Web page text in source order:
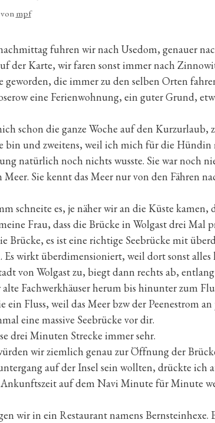
von mpf
fuhren wir nach Usedom, genauer
der Karte, wir faren sonst immer nach
geworden, die immer zu den selben Orten
eine Ferienwohnung, ein guter Grund,
schon die ganze Woche auf den Kurzurlaub,
bin und zweitens, weil ich mich für die Hündin
natürlich noch nichts wusste. Sie war noch
Sie kennt das Meer nur von den Fähren
schneite es, je näher wir an die Küste kamen,
Frau, dass die Brücke in Wolgast drei Mal
Brücke, es ist eine richtige Seebrücke mit
Es wirkt überdimensioniert, weil dort sonst
von Wolgast zu, biegt dann rechts ab,
Fachwerkhäuser herum bis hinunter zum
ein Fluss, weil das Meer bzw der Peenestrom
eine massive Seebrücke vor dir.
drei Minuten Strecke immer sehr.
wir ziemlich genau zur Öffnung der
auf der Insel sein wollten, drückte ich
auf dem Navi Minute für Minute
wir in ein Restaurant namens Bernsteinhexe.